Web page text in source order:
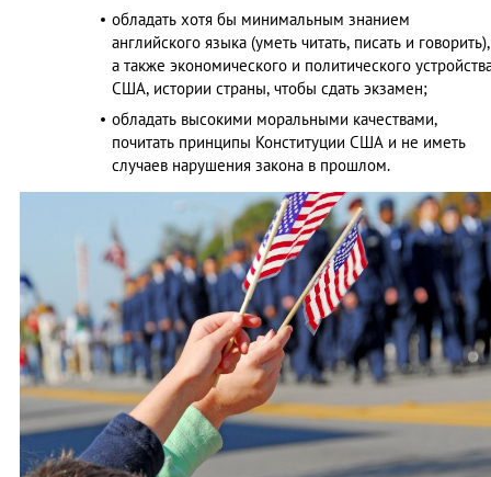
обладать хотя бы минимальным знанием
английского языка (уметь читать, писать и говорить),
а также экономического и политического
США, истории страны, чтобы сдать экзамен;
обладать высокими моральными качествами,
почитать принципы Конституции США и не иметь
случаев нарушения закона в прошлом.